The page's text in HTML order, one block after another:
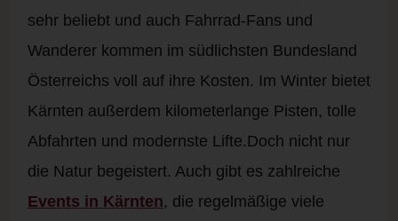
sehr beliebt und auch Fahrrad-Fans und
Wanderer kommen im südlichsten Bundesland
Österreichs voll auf ihre Kosten. Im Winter bietet
Kärnten außerdem kilometerlange Pisten, tolle
Abfahrten und modernste Lifte.Doch nicht nur
die Natur begeistert. Auch gibt es zahlreiche
Events in Kärnten, die regelmäßige viele